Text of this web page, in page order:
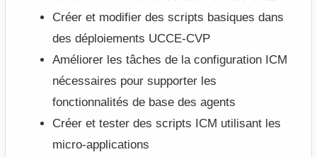
Créer et modifier des scripts basiques dans
des déploiements UCCE-CVP
Améliorer les tâches de la configuration ICM
nécessaires pour supporter les
fonctionnalités de base des agents
Créer et tester des scripts ICM utilisant les
micro-applications